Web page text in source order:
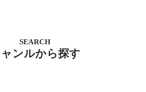
SEARCH
ンルから探す